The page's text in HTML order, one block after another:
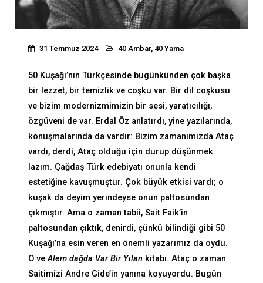
31 Temmuz 2024 40 Ambar, 40 Yama
50 Kuşağı’nın Türkçesinde bugünkünden çok başka
bir lezzet, bir temizlik ve coşku var. Bir dil coşkusu
ve bizim modernizmimizin bir sesi, yaratıcılığı,
özgüveni de var. Erdal Öz anlatırdı, yine yazılarında,
konuşmalarında da vardır: Bizim zamanımızda Ataç
vardı, derdi, Ataç olduğu için durup düşünmek
lazım. Çağdaş Türk edebiyatı onunla kendi
estetiğine kavuşmuştur. Çok büyük etkisi vardı; o
kuşak da deyim yerindeyse onun paltosundan
çıkmıştır. Ama o zaman tabii, Sait Faik’in
paltosundan çıktık, denirdi, çünkü bilindiği gibi 50
Kuşağı’na esin veren en önemli yazarımız da oydu.
O veAlem dağda Var Bir Yılan kitabı. Ataç o zaman
Saitimizi Andre Gide’in yanına koyuyordu. Bugün